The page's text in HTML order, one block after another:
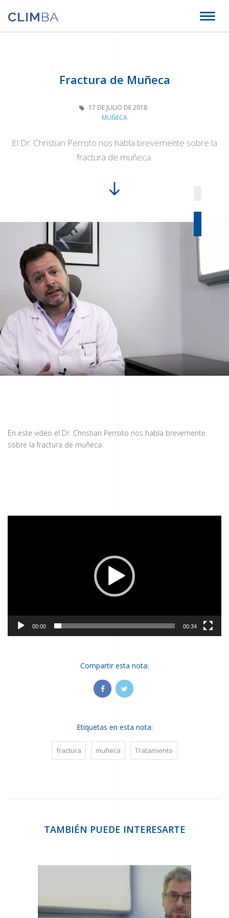
Climba
Fractura de Muñeca
17 DE JULIO DE 2018
MUÑECA
El Dr. Christian Perroto nos habla brevemente sobre la
fractura de muñeca.
En este video el Dr. Christian Perroto nos habla brevemente
sobre la fractura de muñeca.
00:00 00:34
Compartir esta nota:
FacebookInstagram
Etiquetas en esta nota:
fractura muñeca Tratamiento
TAMBIÉN PUEDE INTERESARTE